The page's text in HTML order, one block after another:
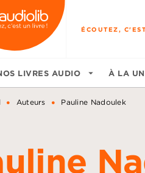
RECHERCHE
ÉCOUTEZ,
LIVRES AUDIO arrow_drop_down À LA
• Auteurs • Pauline Nadoulek